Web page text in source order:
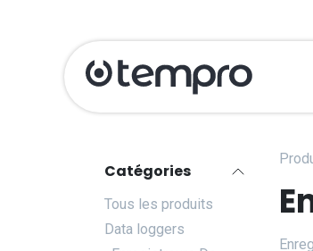
Se rendre au contenu
Catégories
Tous les produits
Data loggers